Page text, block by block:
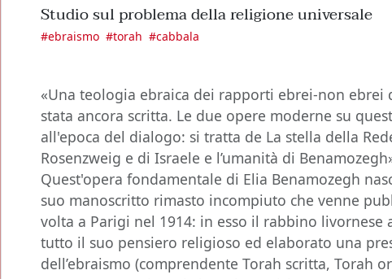
Studio sul problema della religione universale
#ebraismo #torah #cabbala
«Una teologia ebraica dei rapporti ebrei-non ebrei
stata ancora scritta. Le due opere moderne su
all'epoca del dialogo: si tratta de La stella della
Rosenzweig e di Israele e l’umanità di
Quest'opera fondamentale di Elia Benamozegh
suo manoscritto rimasto incompiuto che venne
volta a Parigi nel 1914: in esso il rabbino livornese
tutto il suo pensiero religioso ed elaborato una
dell’ebraismo (comprendente Torah scritta, Torah